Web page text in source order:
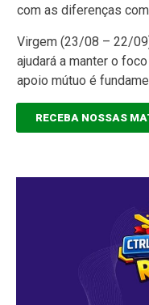
com as diferenças
Virgem (23/08 – 22/
ajudará a manter o
apoio mútuo é
RECEBA NOSSAS